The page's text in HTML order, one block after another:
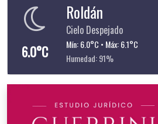
6.0°C
Roldán
Cielo Despejado
Mín: 6.0°C • Máx: 6.1°C
Humedad: 91%